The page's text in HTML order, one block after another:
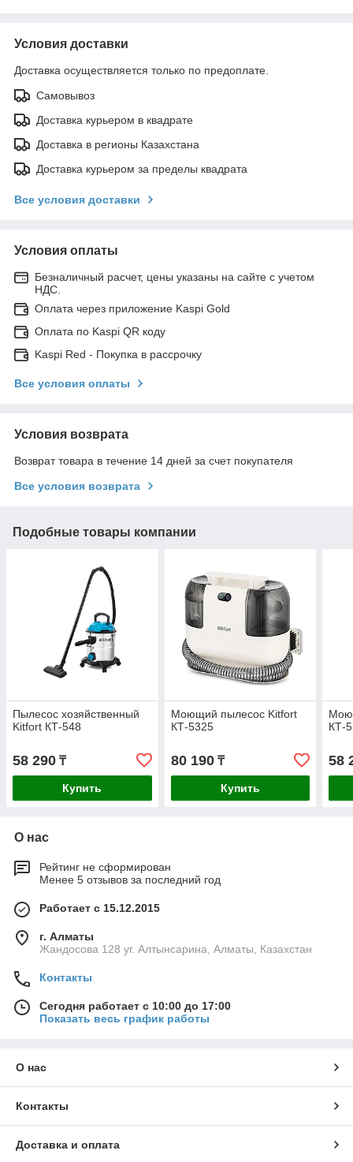
Условия доставки
Доставка осуществляется только по предоплате.
Самовывоз
Доставка курьером в квадрате
Доставка в регионы Казахстана
Доставка курьером за пределы квадрата
Все условия доставки
Условия оплаты
Безналичный расчет, цены указаны на сайте с учетом
НДС.
Оплата через приложение Kaspi Gold
Оплата по Kaspi QR коду
Kaspi Red - Покупка в рассрочку
Все условия оплаты
Условия возврата
Возврат товара в течение 14 дней за счет покупателя
Все условия возврата
Подобные товары компании
Пылесос хозяйственный
Kitfort КТ-548
58 290 ₸
Купить
Моющий пылесос Kitfort
КТ-5325
80 190₸
Купить
КТ-
58
О нас
Рейтинг не сформирован
Менее 5 отзывов за последний год
Работает с 15.12.2015
г. Алматы
Жандосова 128 уг. Алтынсарина, Алматы, Казахстан
Контакты
Сегодня работает с 10:00 до 17:00
Показать весь график работы
О нас
Контакты
Доставка и оплата